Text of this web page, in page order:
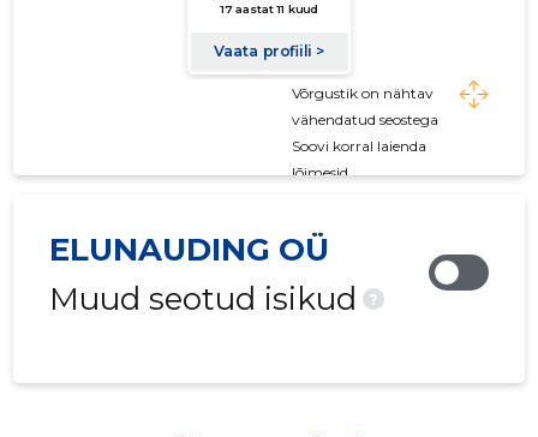
Võrgustik on nähtav
vähendatud seostega
Soovi korral laienda
lõimesid
ELUNAUDING OÜ
Muud seotud isikud
?